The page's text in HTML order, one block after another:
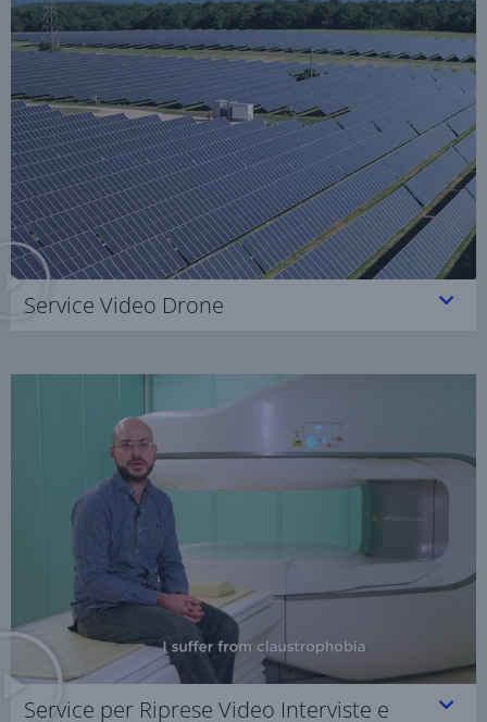
Service Video Drone
Service per Riprese Video Interviste e